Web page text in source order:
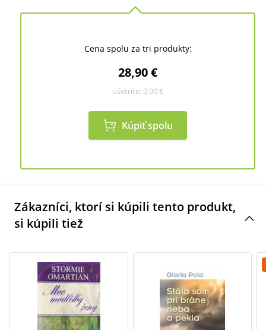
Cena spolu za tri produkty:
28,90 €
ušetríte: 0,90 €
Kúpiť spolu
Zákazníci, ktorí si kúpili tento produkt,
si kúpili tiež